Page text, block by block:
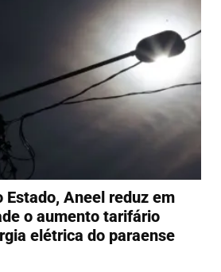
Estado, Aneel reduz em
o aumento tarifário
elétrica do paraense